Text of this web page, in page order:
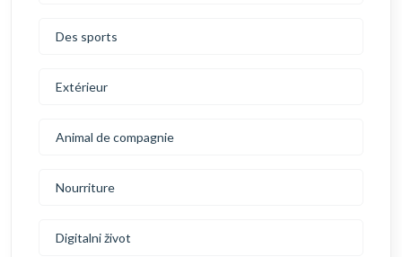
Des sports
Extérieur
Animal de compagnie
Nourriture
Digitalni život